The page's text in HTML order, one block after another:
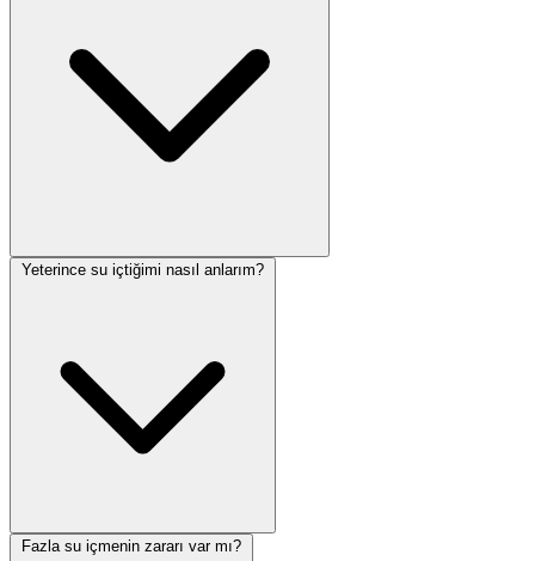
Yeterince su içtiğimi nasıl anlarım?
Fazla su içmenin zararı var mı?